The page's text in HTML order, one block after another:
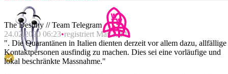
The Destiny // Team Telegram
24.02.2020 06:23 registriert Mai 2014
". Die Quarantänen in Italien dienten derzeit vor allem dazu, allfällige
Kontaktpersonen ausfindig zu machen. Dies sei eine vorläufige und
lokal beschränkte Massnahme."